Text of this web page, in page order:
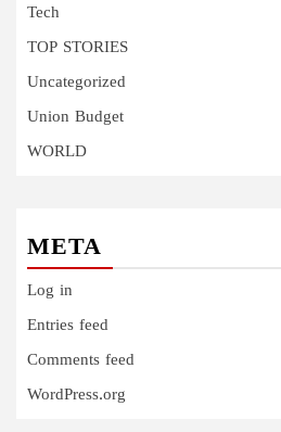
Tech
TOP STORIES
Uncategorized
Union Budget
WORLD
META
Log in
Entries feed
Comments feed
WordPress.org